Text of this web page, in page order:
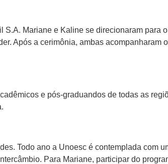
Mariane e Kaline se direcionaram para
Após a cerimônia, ambas acompanharam
e pós-graduandos de todas as
Todo ano a Unoesc é contemplada com
Para Mariane, participar do